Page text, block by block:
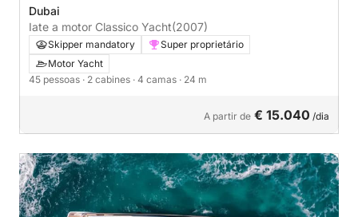
Dubai
Iate a motor Classico Yacht(2007)
Skipper mandatory
Super proprietário
Motor Yacht
45 pessoas · 2 cabines · 4 camas · 24 m
A partir de € 15.040 /dia